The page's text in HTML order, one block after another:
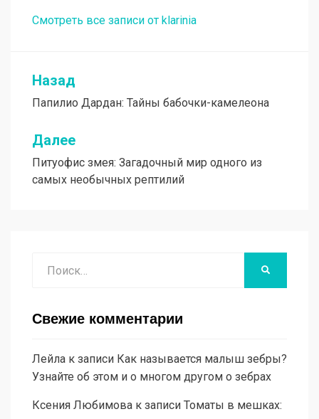
Смотреть все записи от klarinia
Навигация
по
записям
Назад
Папилио Дардан: Тайны бабочки-камелеона
Далее
Питуофис змея: Загадочный мир одного из
самых необычных рептилий
Свежие комментарии
Лейла к записи Как называется малыш зебры?
Узнайте об этом и о многом другом о зебрах
Ксения Любимова к записи Томаты в мешках: